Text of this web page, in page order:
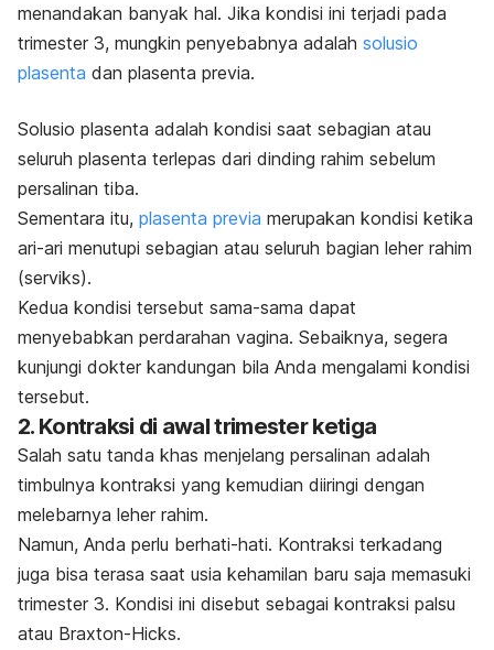
menandakan banyak hal. Jika kondisi ini terjadi pada
trimester 3, mungkin penyebabnya adalah solusio
plasenta dan plasenta previa.
Solusio plasenta adalah kondisi saat sebagian atau
seluruh plasenta terlepas dari dinding rahim sebelum
persalinan tiba.
Sementara itu, plasenta previa merupakan kondisi ketika
ari-ari menutupi sebagian atau seluruh bagian leher rahim
(serviks).
Kedua kondisi tersebut sama-sama dapat
menyebabkan perdarahan vagina. Sebaiknya, segera
kunjungi dokter kandungan bila Anda mengalami kondisi
tersebut.
2. Kontraksi di awal trimester ketiga
Salah satu tanda khas menjelang persalinan adalah
timbulnya kontraksi yang kemudian diiringi dengan
melebarnya leher rahim.
Namun, Anda perlu berhati-hati. Kontraksi terkadang
juga bisa terasa saat usia kehamilan baru saja memasuki
trimester 3. Kondisi ini disebut sebagai kontraksi palsu
atau Braxton-Hicks.